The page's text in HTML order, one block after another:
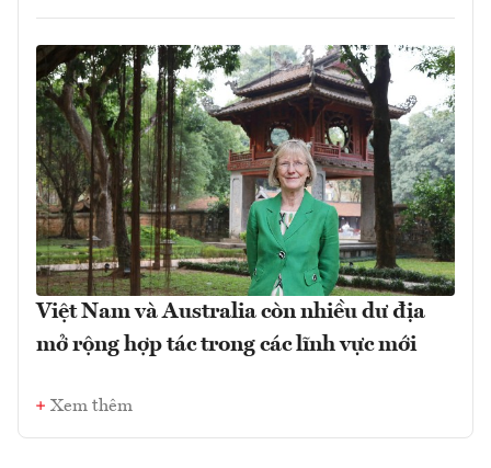
Việt Nam và Australia còn nhiều dư địa
mở rộng hợp tác trong các lĩnh vực mới
Xem thêm